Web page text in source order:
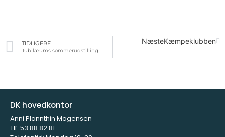
TIDLIGERE
Jubilæums sommerudstilling
NæsteKæmpeklubben
DK hovedkontor
Anni Plannthin Mogensen
Tlf: 53 88 82 81